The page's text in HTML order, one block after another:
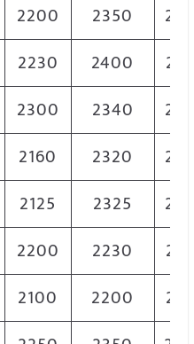
2200 2350
2230 2400
2300 2340
2160 2320
2125 2325
2200 2230
2100 2200